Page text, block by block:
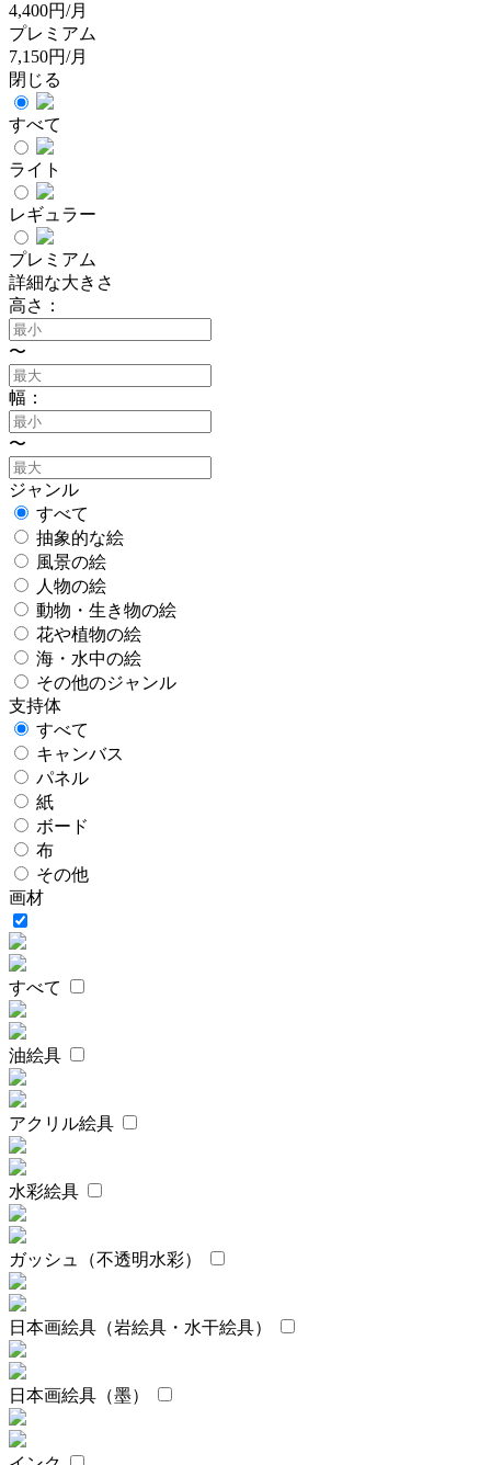
4,400円/月
プレミアム
7,150円/月
閉じる
すべて
ライト
レギュラー
プレミアム
詳細な大きさ
高さ：
〜
幅：
〜
ジャンル
すべて
抽象的な絵
風景の絵
人物の絵
動物・生き物の絵
花や植物の絵
海・水中の絵
その他のジャンル
支持体
すべて
キャンバス
パネル
紙
ボード
布
その他
画材
すべて
油絵具
アクリル絵具
水彩絵具
ガッシュ（不透明水彩）
日本画絵具（岩絵具・水干絵具）
日本画絵具（墨）